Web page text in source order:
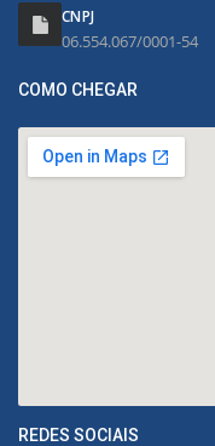
CNPJ
06.554.067/0001-54
COMO CHEGAR
REDES SOCIAIS